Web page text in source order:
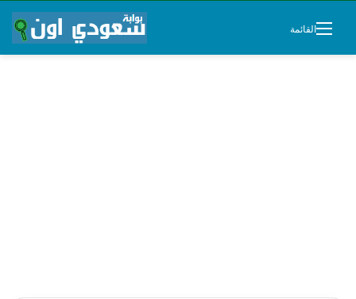
القائمة